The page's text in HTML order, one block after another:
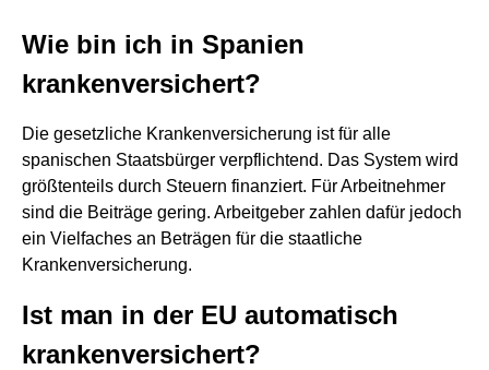
Wie bin ich in Spanien
krankenversichert?
Die gesetzliche Krankenversicherung ist für alle
spanischen Staatsbürger verpflichtend. Das System wird
größtenteils durch Steuern finanziert. Für Arbeitnehmer
sind die Beiträge gering. Arbeitgeber zahlen dafür jedoch
ein Vielfaches an Beträgen für die staatliche
Krankenversicherung.
Ist man in der EU automatisch
krankenversichert?